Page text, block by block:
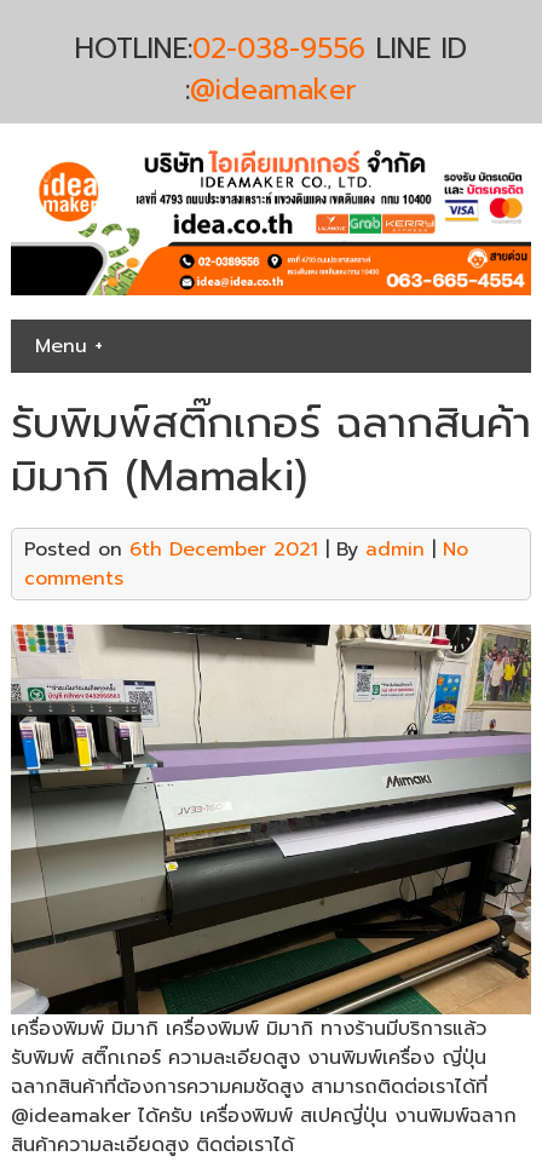
HOTLINE:02-038-9556 LINE ID
:@ideamaker
Menu +
รับพิมพ์สติ๊กเกอร์ ฉลากสินค้า
มิมากิ (Mamaki)
Posted on 6th December 2021 | By admin | No
comments
เครื่องพิมพ์ มิมากิ เครื่องพิมพ์ มิมากิ ทางร้านมีบริการแล้ว
รับพิมพ์ สติ๊กเกอร์ ความละเอียดสูง งานพิมพ์เครื่อง ญี่ปุ่น
ฉลากสินค้าที่ต้องการความคมชัดสูง สามารถติดต่อเราได้ที่
@ideamaker ได้ครับ เครื่องพิมพ์ สเปคญี่ปุ่น งานพิมพ์ฉลาก
สินค้าความละเอียดสูง ติดต่อเราได้